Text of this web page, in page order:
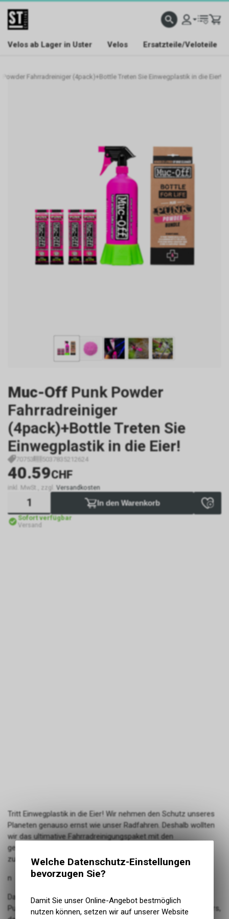
Velos ab Lager in Uster Velos Ersatzteile/Veloteile
Powder Fahrradreiniger (4pack)+Bottle Treten Sie Einwegplastik in die Eier!
Muc-Off Punk Powder
Fahrradreiniger
(4pack)+Bottle Treten Sie
Einwegplastik in die Eier!
70753 5037835212624
40.59CHF
inkl. MwSt., zzgl. Versandkosten
In den Warenkorb
Sofort verfügbar
Versand
Tritt Einwegplastik in die Eier! Wir nehmen den Schutz unseres
Planeten genauso ernst wie unser Radfahren. Deshalb wollten
wir das ultimative Fahrradreinigungspaket mit den
geringstmöglichen Auswirkungen auf die Umwelt
zusammenstellen.
n
Das Paket enthält zwei Beutel unseres unglaublichen neuen
Punk Powder, des weltweit ersten plastikfreien Fahrradreinigers,
Welche Datenschutz-Einstellungen
bevorzugen Sie?
Damit Sie unser Online-Angebot bestmöglich
nutzen können, setzen wir auf unserer Website